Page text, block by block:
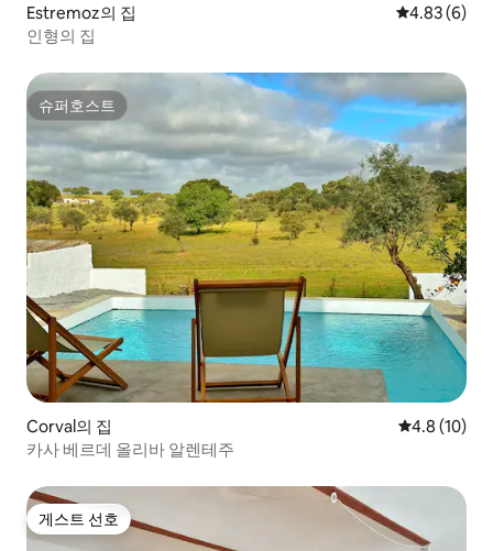
Estremoz의 집 평점 4.83점
4.83 (6)
인형의 집
슈퍼호스트
슈퍼호스트
Corval의 집 평점 4.8점(5
4.8 (10)
카사 베르데 올리바 알렌테주
게스트 선호
게스트 선호